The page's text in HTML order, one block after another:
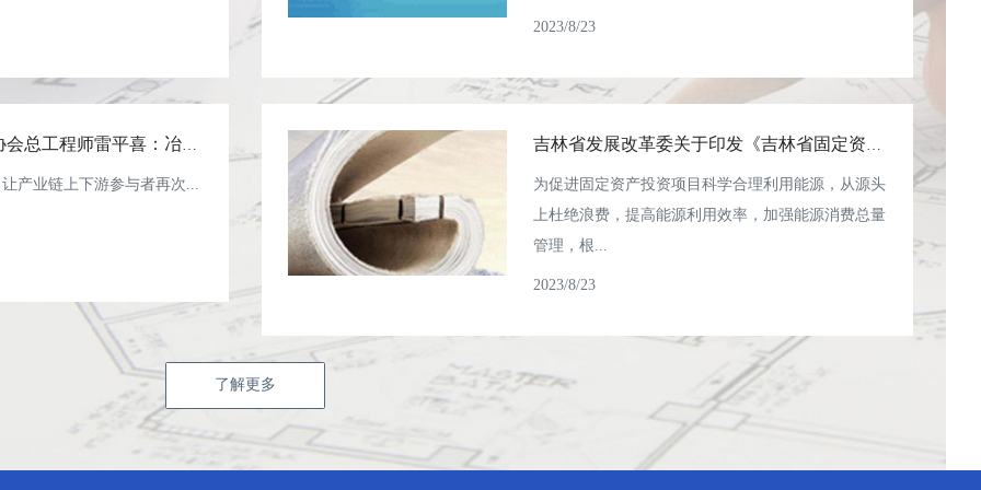
2023/8/23
中国冶金矿山企业协会总工程师雷平喜：冶金矿山固定资产投资已连续41个月下降
产业链上下游参与者再次...
为促进固定资产投资项目科学合理利用能源，从源头
上杜绝浪费，提高能源利用效率，加强能源消费总量
管理，根...
2023/8/23
了解更多